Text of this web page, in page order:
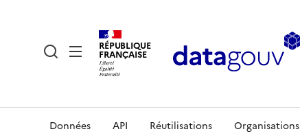
RÉPUBLIQUE
FRANÇAISE
Données API Réutilisations Organisations